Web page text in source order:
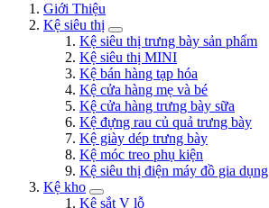
Giới Thiệu
Kệ siêu thị
Kệ siêu thị trưng bày sản phẩm
Kệ siêu thị MINI
Kệ bán hàng tạp hóa
Kệ cửa hàng mẹ và bé
Kệ cửa hàng trưng bày sữa
Kệ đựng rau củ quả trưng bày
Kệ giày dép trưng bày
Kệ móc treo phụ kiện
Kệ siêu thị điện máy đồ gia dụng
Kệ kho
Kệ sắt V lỗ